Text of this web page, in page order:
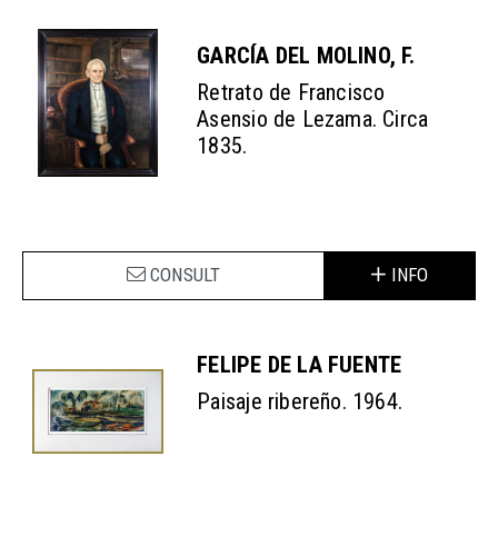
GARCÍA DEL MOLINO, F.
Retrato de Francisco
Asensio de Lezama. Circa
1835.
CONSULT INFO
FELIPE DE LA FUENTE
Paisaje ribereño. 1964.